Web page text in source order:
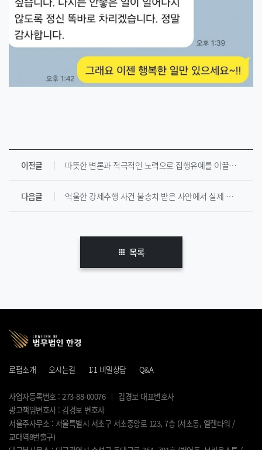
이전글 따뜻한 변론과 적극적인 노력으로 집행유예를 이끌어낸 사건 [ 1심 실형 --> 2심 집행유예 ]
다음글 억울한 강제추행 사건 불송치 받은 사안에서 실제 의뢰인 후기 입니다.
목록
로펌소개 오시는길 1:1 비밀상담 Q&A
사업자등록번호 : 273-88-00076
김경보 대표변호사
광고책임변호사 : 김경보 변호사
서울주사무소 : 서울특별시 서초구 서초중앙로 123, 7층 (서초동, 엘렌타워 /
교대역8번출구)